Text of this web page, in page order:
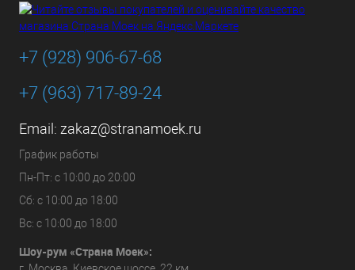
+7 (928) 906-67-68
+7 (963) 717-89-24
Email: zakaz@stranamoek.ru
График работы
Пн-Пт: с 10:00 до 20:00
Сб: с 10:00 до 18:00
Вс: с 10:00 до 18:00
Шоу-рум «Страна Моек»: